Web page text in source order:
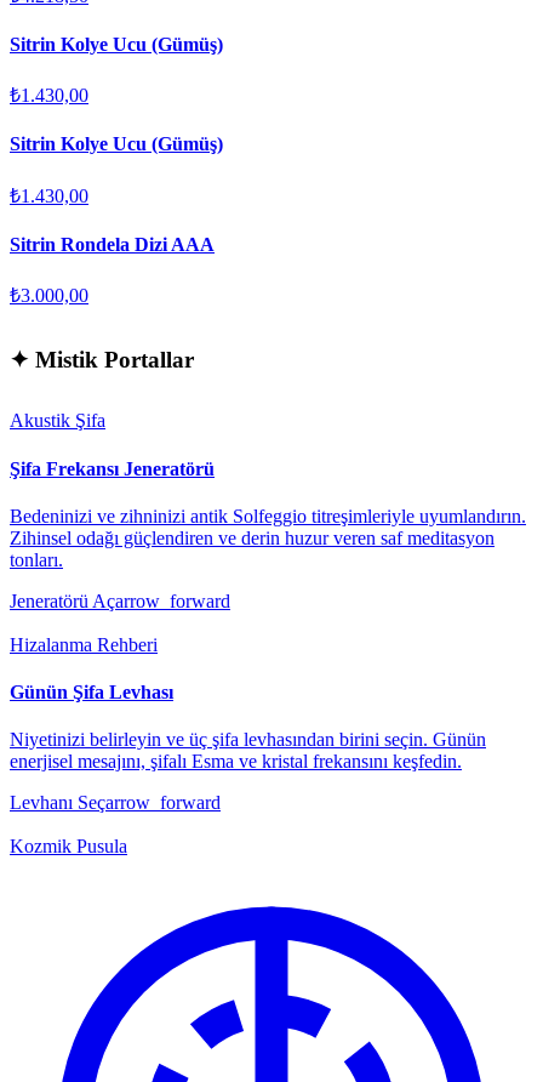
Sitrin Kolye Ucu (Gümüş)
₺1.430,00
Sitrin Kolye Ucu (Gümüş)
₺1.430,00
Sitrin Rondela Dizi AAA
₺3.000,00
✦ Mistik Portallar
Akustik Şifa
Şifa Frekansı Jeneratörü
Bedeninizi ve zihninizi antik Solfeggio titreşimleriyle uyumlandırın.
Zihinsel odağı güçlendiren ve derin huzur veren saf meditasyon
tonları.
Jeneratörü Açarrow_forward
Hizalanma Rehberi
Günün Şifa Levhası
Niyetinizi belirleyin ve üç şifa levhasından birini seçin. Günün
enerjisel mesajını, şifalı Esma ve kristal frekansını keşfedin.
Levhanı Seçarrow_forward
Kozmik Pusula